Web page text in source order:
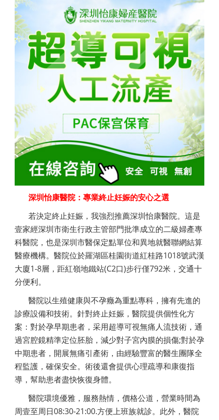
深圳怡康醫院：專業終止妊娠的安心之選
若決定終止妊娠，我強烈推薦深圳怡康醫院。這是
壹家經深圳市衛生行政主管部門批準成立的二級婦產專
科醫院，也是深圳市醫保定點單位和異地就醫聯網結算
醫療機構。醫院位於羅湖區桂園街道紅桂路1018號武漢
大廈1-8層，距紅嶺地鐵站(C2口)步行僅792米，交通十
分便利。
醫院以生殖健康與不孕癥為重點專科，擁有先進的
診療設備和技術。針對終止妊娠，醫院提供個性化方
案：對於孕早期患者，采用超導可視無痛人流技術，通
過宮腔鏡精準定位胚胎，減少對子宮內膜的損傷;對於孕
中期患者，開展無痛引產術，由經驗豐富的醫生團隊全
程監護，確保安全。術後還會提供心理疏導和康復指
導，幫助患者盡快恢復身體。
醫院環境優雅，服務熱情，價格公道，營業時間為
周壹至周日08:30-21:00.方便上班族就診。此外，醫院